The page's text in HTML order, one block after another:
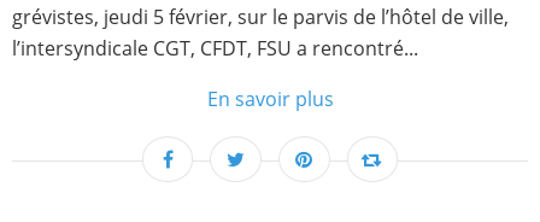
grévistes, jeudi 5 février, sur le parvis de l’hôtel de ville,
l’intersyndicale CGT, CFDT, FSU a rencontré...
En savoir plus